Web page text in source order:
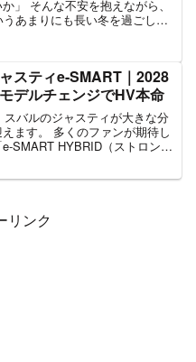
」 そんな不安を抱えながら、
うあまりにも長い冬を過ごして
スティe-SMART｜2028
デルチェンジでHV本命
スバルのジャスティが大きな分
ます。 多くのファンが期待し
SMART HYBRID（ストロング
リンク